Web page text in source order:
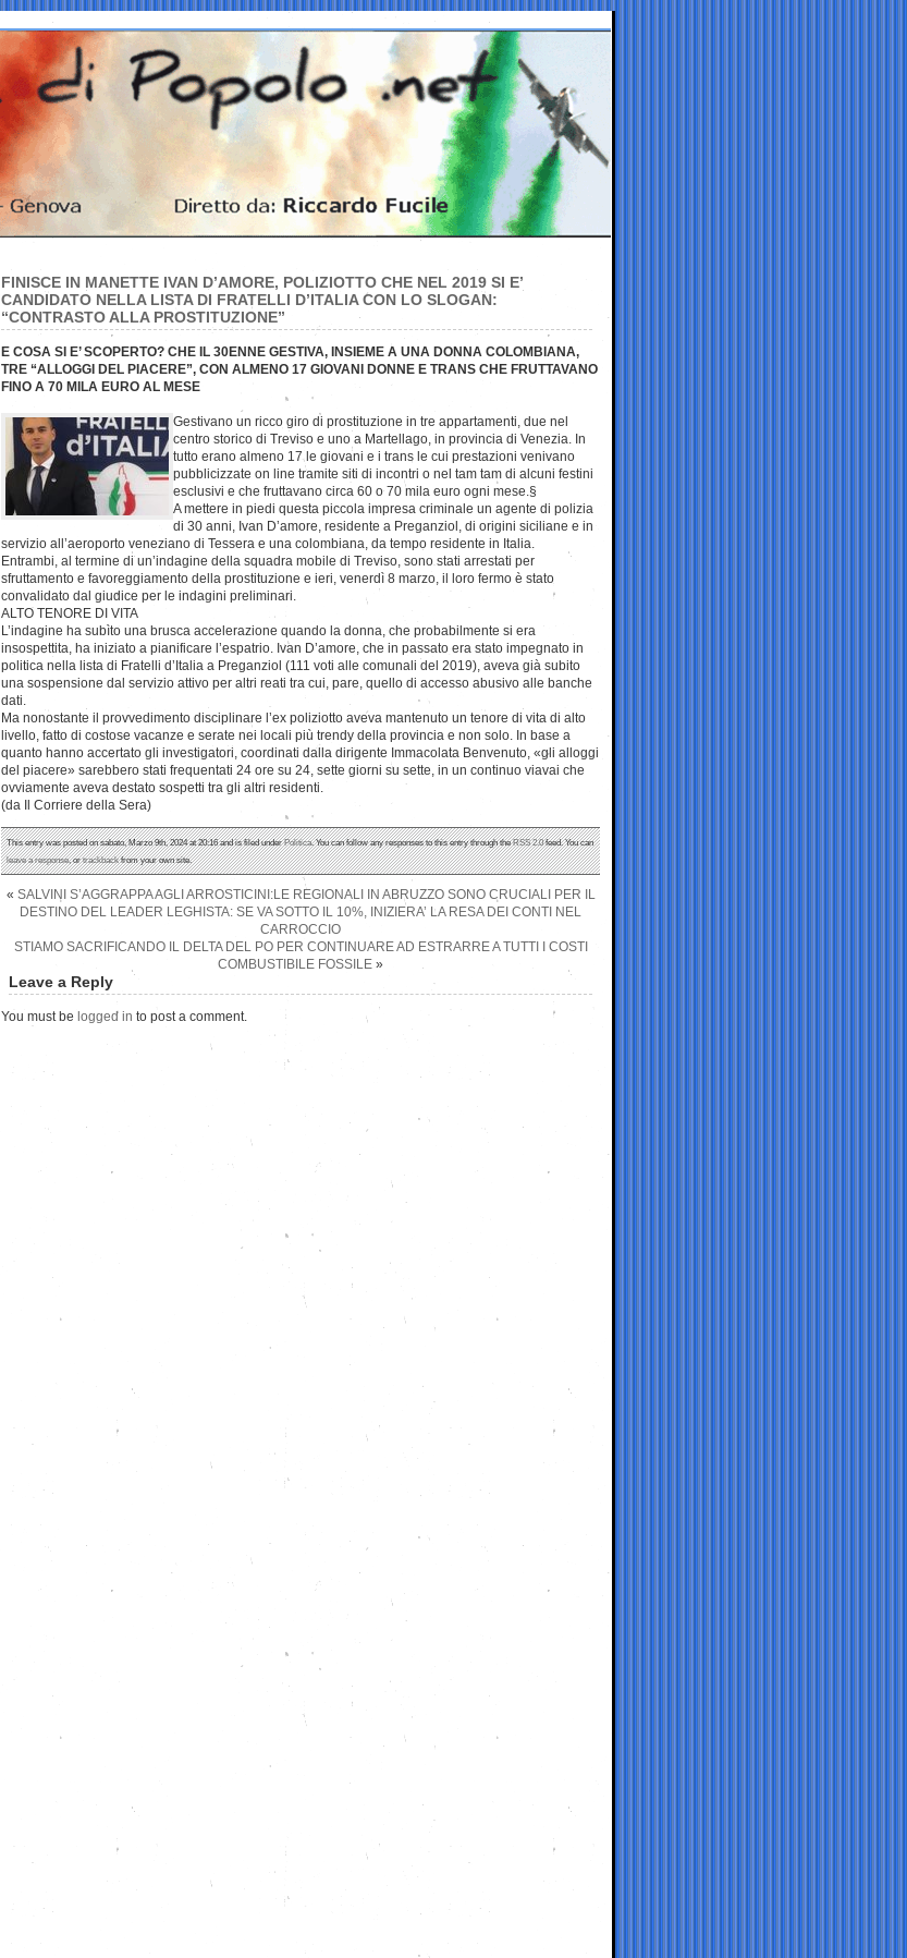
FINISCE IN MANETTE IVAN D’AMORE, POLIZIOTTO CHE NEL 2019 SI E’
CANDIDATO NELLA LISTA DI FRATELLI D’ITALIA CON LO SLOGAN:
“CONTRASTO ALLA PROSTITUZIONE”
E COSA SI E’ SCOPERTO? CHE IL 30ENNE GESTIVA, INSIEME A UNA DONNA COLOMBIANA,
TRE “ALLOGGI DEL PIACERE”, CON ALMENO 17 GIOVANI DONNE E TRANS CHE FRUTTAVANO
FINO A 70 MILA EURO AL MESE
Gestivano un ricco giro di prostituzione in tre appartamenti, due nel
centro storico di Treviso e uno a Martellago, in provincia di Venezia. In
tutto erano almeno 17 le giovani e i trans le cui prestazioni venivano
pubblicizzate on line tramite siti di incontri o nel tam tam di alcuni festini
esclusivi e che fruttavano circa 60 o 70 mila euro ogni mese.§
A mettere in piedi questa piccola impresa criminale un agente di polizia
di 30 anni, Ivan D’amore, residente a Preganziol, di origini siciliane e in
servizio all’aeroporto veneziano di Tessera e una colombiana, da tempo residente in Italia.
Entrambi, al termine di un’indagine della squadra mobile di Treviso, sono stati arrestati per
sfruttamento e favoreggiamento della prostituzione e ieri, venerdì 8 marzo, il loro fermo è stato
convalidato dal giudice per le indagini preliminari.
ALTO TENORE DI VITA
L’indagine ha subìto una brusca accelerazione quando la donna, che probabilmente si era
insospettita, ha iniziato a pianificare l’espatrio. Ivan D’amore, che in passato era stato impegnato in
politica nella lista di Fratelli d’Italia a Preganziol (111 voti alle comunali del 2019), aveva già subito
una sospensione dal servizio attivo per altri reati tra cui, pare, quello di accesso abusivo alle banche
dati.
Ma nonostante il provvedimento disciplinare l’ex poliziotto aveva mantenuto un tenore di vita di alto
livello, fatto di costose vacanze e serate nei locali più trendy della provincia e non solo. In base a
quanto hanno accertato gli investigatori, coordinati dalla dirigente Immacolata Benvenuto, «gli alloggi
del piacere» sarebbero stati frequentati 24 ore su 24, sette giorni su sette, in un continuo viavai che
ovviamente aveva destato sospetti tra gli altri residenti.
(da Il Corriere della Sera)
This entry was posted on sabato, Marzo 9th, 2024 at 20:16 and is filed underPolitica. You can follow any responses to this entry through theRSS 2.0feed. You can
leave a response, ortrackbackfrom your own site.
« SALVINI S’AGGRAPPA AGLI ARROSTICINI:LE REGIONALI IN ABRUZZO SONO CRUCIALI PER IL
DESTINO DEL LEADER LEGHISTA: SE VA SOTTO IL 10%, INIZIERA’ LA RESA DEI CONTI NEL
CARROCCIO
STIAMO SACRIFICANDO IL DELTA DEL PO PER CONTINUARE AD ESTRARRE A TUTTI I COSTI
COMBUSTIBILE FOSSILE »
Leave a Reply
You must be logged in to post a comment.